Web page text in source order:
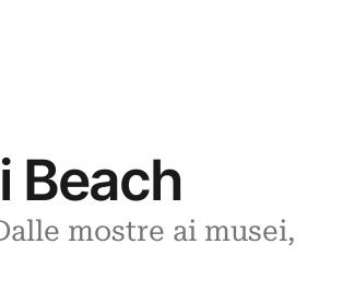
Beach
mostre ai musei,